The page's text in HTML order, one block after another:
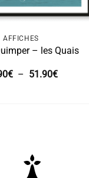
AFFICHES
– les Quais
€ – 51.90€Plage